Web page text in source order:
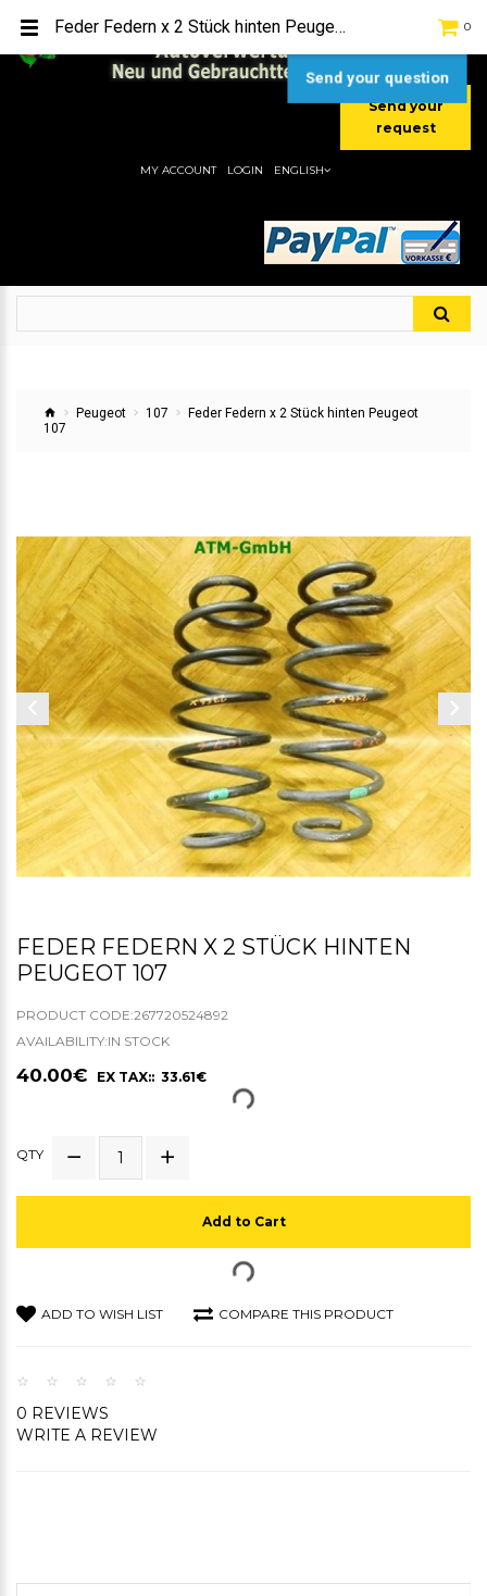
[+49] (0) 2232-5205
[+49] (0) 177 / 4080033
Send your
request
0
MY ACCOUNT LOGIN ENGLISH
Peugeot 107
Feder Federn x 2 Stück hinten Peugeot
107
FEDER FEDERN X 2 STÜCK HINTEN
PEUGEOT 107
PRODUCT CODE:267720524892
AVAILABILITY:IN STOCK
40.00€ EX TAX:: 33.61€
QTY
Add to Cart
ADD TO WISH LIST COMPARE THIS PRODUCT
0 REVIEWS
WRITE A REVIEW
Feder Federn x 2 Stück hinten Peugeot 107
Send your question